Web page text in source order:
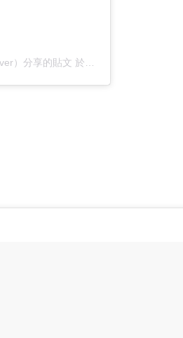
）分享的貼文 於